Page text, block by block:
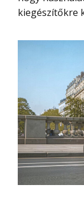
kiegészítőkre